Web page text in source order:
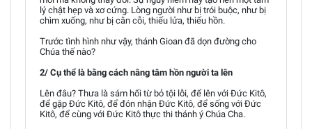
lý chật hẹp và xơ cứng. Lòng người như bị trói buộc, như bị
chìm xuống, như bị cằn cỗi, thiếu lửa, thiếu hồn.
Trước tình hình như vậy, thánh Gioan đã dọn đường cho
Chúa thế nào?
2/ Cụ thể là bằng cách nâng tâm hồn người ta lên
Lên đâu? Thưa là sám hối từ bỏ tội lỗi, để lên với Đức Kitô,
để gặp Đức Kitô, để đón nhận Đức Kitô, để sống với Đức
Kitô, để cùng với Đức Kitô thực thi thánh ý Chúa Cha.